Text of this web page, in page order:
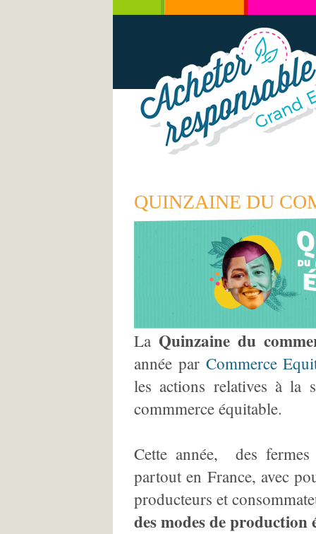
QUINZAINE DU
LaQuinzaine du
année par Commerce
les actions relatives à la
commmerce équitable.
Cette année, des fermes
partout en France, avec
producteurs et
des modes de production